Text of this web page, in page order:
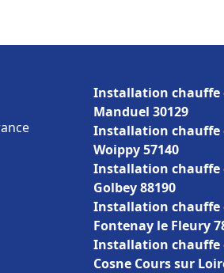
Installation chauffe
Manduel 30129
Installation chauffe
Woippy 57140
Installation chauffe
Golbey 88190
Installation chauffe
Fontenay le Fleury
Installation chauffe
Cosne Cours sur